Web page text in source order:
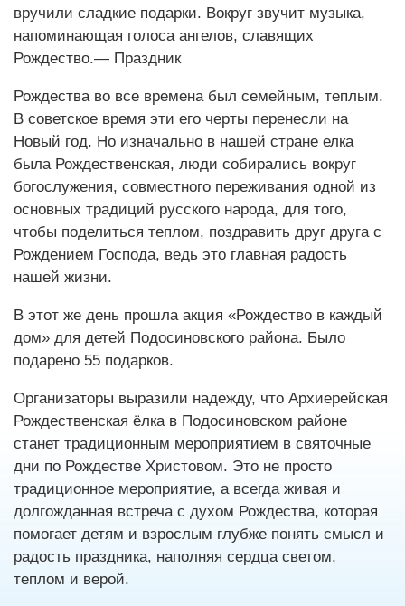
вручили сладкие подарки. Вокруг звучит музыка,
напоминающая голоса ангелов, славящих
Рождество.— Праздник
Рождества во все времена был семейным, теплым.
В советское время эти его черты перенесли на
Новый год. Но изначально в нашей стране елка
была Рождественская, люди собирались вокруг
богослужения, совместного переживания одной из
основных традиций русского народа, для того,
чтобы поделиться теплом, поздравить друг друга с
Рождением Господа, ведь это главная радость
нашей жизни.
В этот же день прошла акция «Рождество в каждый
дом» для детей Подосиновского района. Было
подарено 55 подарков.
Организаторы выразили надежду, что Архиерейская
Рождественская ёлка в Подосиновском районе
станет традиционным мероприятием в святочные
дни по Рождестве Христовом. Это не просто
традиционное мероприятие, а всегда живая и
долгожданная встреча с духом Рождества, которая
помогает детям и взрослым глубже понять смысл и
радость праздника, наполняя сердца светом,
теплом и верой.